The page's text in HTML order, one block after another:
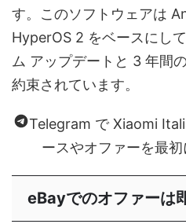
す。このソフトウェアは
HyperOS 2 をベースにし
ム アップデートと 3 年間
約束されています。
Telegram で Xiaomi
ースやオファーを最
eBayでのオファーは